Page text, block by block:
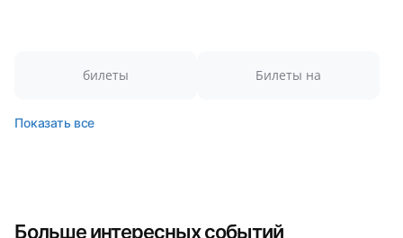
билеты Билеты на
Показать все
Больше интересных событий